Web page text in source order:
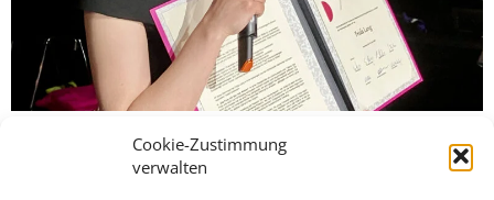
Cookie-Zustimmung
verwalten
die Auszeichnung. In ihrer Laudatio würdigte Jury Mitglied
Celia Windorfer die besonderen Leistungen der jungen